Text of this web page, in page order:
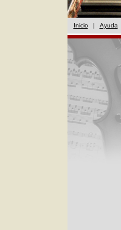
Inicio | Ayuda